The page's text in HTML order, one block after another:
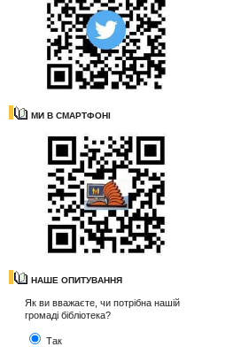
МИ В СМАРТФОНІ
НАШЕ ОПИТУВАННЯ
Як ви вважаєте, чи потрібна нашій
громаді бібліотека?
Так